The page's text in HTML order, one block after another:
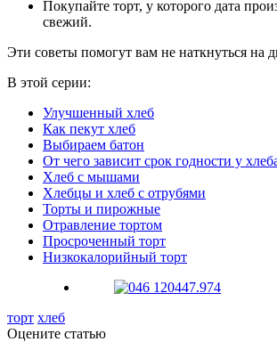
Покупайте торт, у которого дата
свежий.
Эти советы помогут вам не наткнуться на
В этой серии:
Улучшенный хлеб
Как пекут хлеб
Выбираем батон
От чего зависит срок годности у
Хлеб с мышами
Хлебцы и хлеб с отрубями
Торты и пирожные
Отравление тортом
Просроченный торт
Низкокалорийный торт
торт хлеб
Оцените статью